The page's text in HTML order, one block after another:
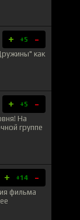
+ +5 -
как
+ +5 -
На
группе
+ +14 -
фильма